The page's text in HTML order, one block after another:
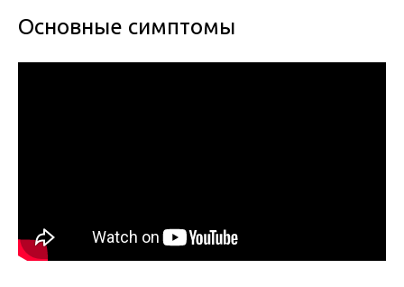
Основные симптомы